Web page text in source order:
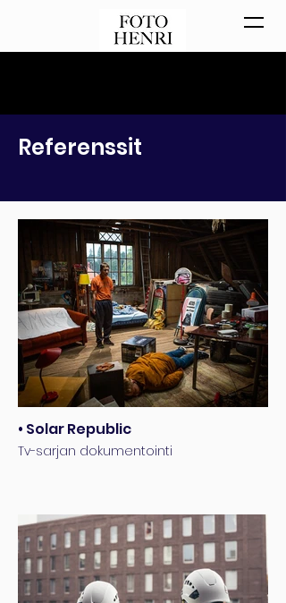
Referenssit
• Solar Republic
Tv-sarjan dokumentointi